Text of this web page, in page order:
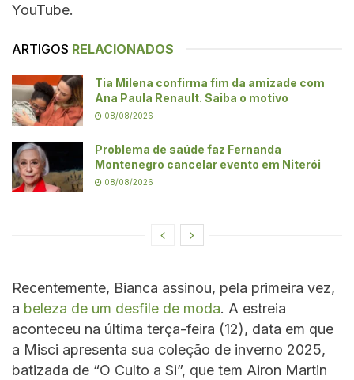
YouTube.
ARTIGOS RELACIONADOS
Tia Milena confirma fim da amizade com
Ana Paula Renault. Saiba o motivo
08/08/2026
Problema de saúde faz Fernanda
Montenegro cancelar evento em Niterói
08/08/2026
Recentemente, Bianca assinou, pela primeira vez,
a beleza de um desfile de moda. A estreia
aconteceu na última terça-feira (12), data em que
a Misci apresenta sua coleção de inverno 2025,
batizada de “O Culto a Si”, que tem Airon Martin